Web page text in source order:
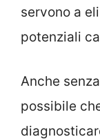
servono a
potenziali
Anche
possibile